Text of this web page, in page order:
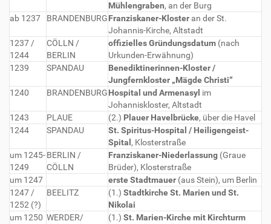
Mühlengraben, an der Burg
ab 1237
BRANDENBURGFranziskaner-Kloster an der St.
Johannis-Kirche, Altstadt
1237 /
1244
CÖLLN /
BERLIN
offizielles Gründungsdatum (nach
Urkunden-Erwähnung)
1239
SPANDAU
Benediktinerinnen-Kloster /
Jungfernkloster „Mägde Christi“
1240
BRANDENBURGHospital und Armenasyl im
Johanniskloster, Altstadt
1243
PLAUE (2.) Plauer Havelbrücke, über die Havel
1244
SPANDAU
St. Spiritus-Hospital / Heiligengeist-
Spital , Klosterstraße
um 1245-
1249
BERLIN /
CÖLLN
Franziskaner-Niederlassung (Graue
Brüder), Klosterstraße
um 1247
erste Stadtmauer (aus Stein), um Berlin
1247 /
1252 (?)
BEELITZ (1.) Stadtkirche St. Marien und St.
Nikolai
um 1250 WERDER/
(1.) St. Marien-Kirche mit Kirchturm